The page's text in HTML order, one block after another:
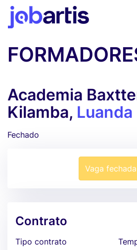
Academia
Kilamba, Luanda
Fechado
Vaga fechada
Contrato
Tipo contrato